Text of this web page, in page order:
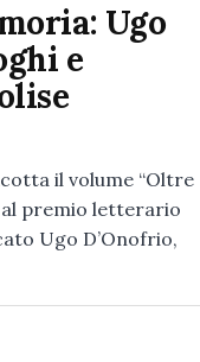
Ugo
e
il volume “Oltre
al premio letterario
Ugo D’Onofrio,